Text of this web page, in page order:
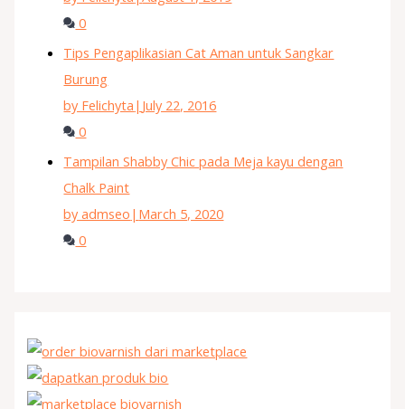
0
Tips Pengaplikasian Cat Aman untuk Sangkar
Burung
by Felichyta | July 22, 2016
0
Tampilan Shabby Chic pada Meja kayu dengan
Chalk Paint
by admseo | March 5, 2020
0